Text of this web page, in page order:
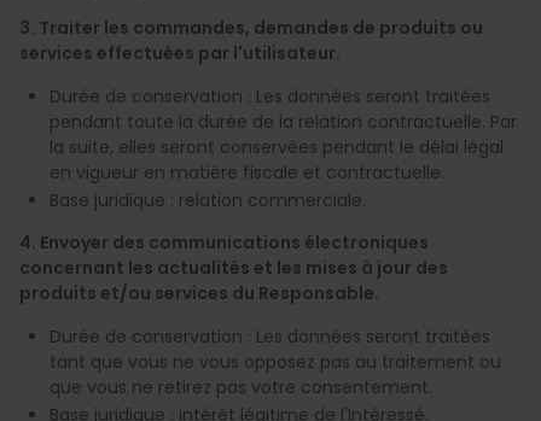
3. Traiter les commandes, demandes de produits ou
services effectuées par l'utilisateur.
Durée de conservation : Les données seront traitées
pendant toute la durée de la relation contractuelle. Par
la suite, elles seront conservées pendant le délai légal
en vigueur en matière fiscale et contractuelle.
Base juridique : relation commerciale.
4. Envoyer des communications électroniques
concernant les actualités et les mises à jour des
produits et/ou services du Responsable.
Durée de conservation : Les données seront traitées
tant que vous ne vous opposez pas au traitement ou
que vous ne retirez pas votre consentement.
Base juridique : intérêt légitime de l'Intéressé.